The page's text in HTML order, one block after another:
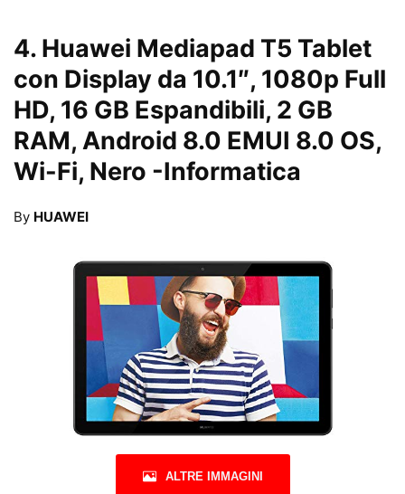
4. Huawei Mediapad T5 Tablet
con Display da 10.1″, 1080p Full
HD, 16 GB Espandibili, 2 GB
RAM, Android 8.0 EMUI 8.0 OS,
Wi-Fi, Nero -Informatica
By HUAWEI
ALTRE IMMAGINI